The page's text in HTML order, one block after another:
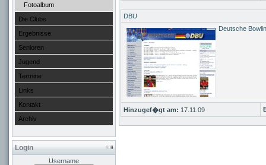
Fotoalbum
Die Clubs
Ergebnisse
Senioren
Jugend
Termine
Links
Kontakt
Archiv
Login
Username
DBU
Deutsche
Hinzugef�gt am: 17.11.09